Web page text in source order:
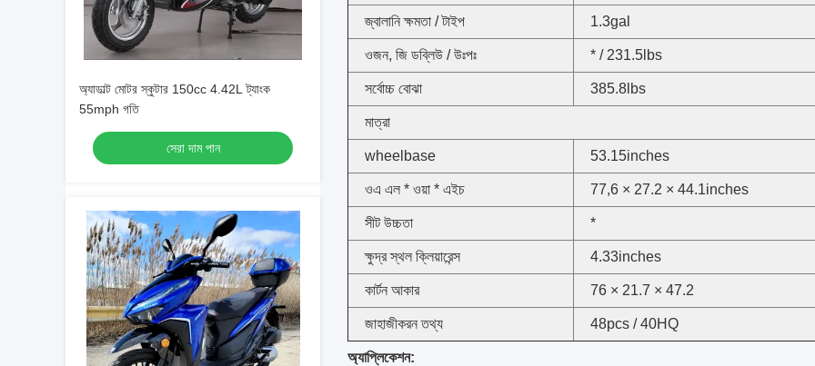
অ্যাডাল্ট মোটর স্কুটার 150cc 4.42L ট্যাংক
55mph গতি
সেরা দাম পান
জ্বালানি ক্ষমতা / টাইপ 1.3gal
ওজন, জি ডব্লিউ / উঃপঃ * / 231.5lbs
সর্বোচ্চ বোঝা 385.8lbs
মাত্রা
wheelbase 53.15inches
ওএ এল * ওয়া * এইচ 77,6 × 27.2 × 44.1inches
সীট উচ্চতা *
ক্ষুদ্র স্থল ক্লিয়ারেন্স 4.33inches
কার্টন আকার 76 × 21.7 × 47.2
জাহাজীকরন তথ্য 48pcs / 40HQ
অ্যাপ্লিকেশন: